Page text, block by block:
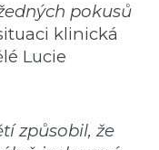
pokusů
klinická
Lucie
způsobil, že